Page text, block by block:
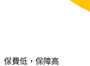
保費低，保障高